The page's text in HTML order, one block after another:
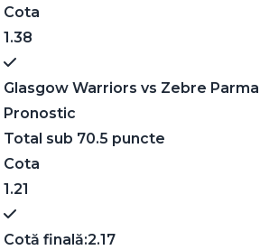
Cota
1.38
Glasgow Warriors vs Zebre Parma
Pronostic
Total sub 70.5 puncte
Cota
1.21
Cotă finală:2.17